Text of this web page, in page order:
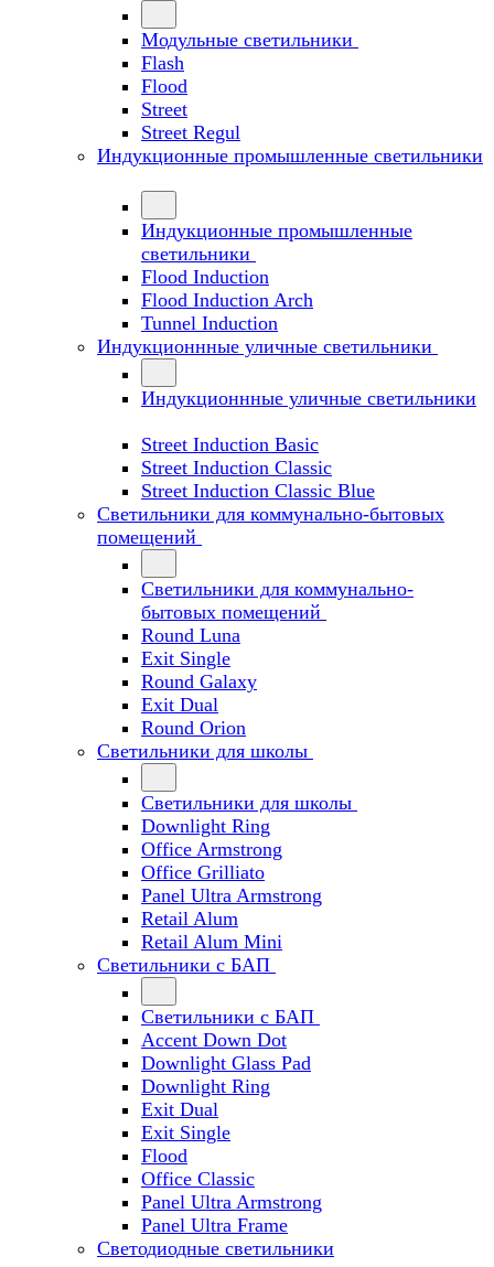
Модульные светильники
Flash
Flood
Street
Street Regul
Индукционные промышленные светильники
Индукционные промышленные
светильники
Flood Induction
Flood Induction Arch
Tunnel Induction
Индукционнные уличные светильники
Индукционнные уличные светильники
Street Induction Basic
Street Induction Classic
Street Induction Classic Blue
Светильники для коммунально-бытовых
помещений
Светильники для коммунально-
бытовых помещений
Round Luna
Exit Single
Round Galaxy
Exit Dual
Round Orion
Светильники для школы
Светильники для школы
Downlight Ring
Office Armstrong
Office Grilliato
Panel Ultra Armstrong
Retail Alum
Retail Alum Mini
Светильники с БАП
Светильники с БАП
Accent Down Dot
Downlight Glass Pad
Downlight Ring
Exit Dual
Exit Single
Flood
Office Classic
Panel Ultra Armstrong
Panel Ultra Frame
Светодиодные светильники